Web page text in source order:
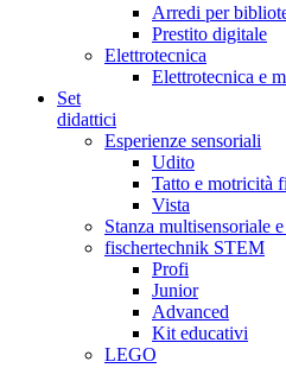
Arredi per
Prestito digitale
Elettrotecnica
Elettrotecnica e
Set
didattici
Esperienze sensoriali
Udito
Tatto e motricità
Vista
Stanza multisensoriale
fischertechnik STEM
Profi
Junior
Advanced
Kit educativi
LEGO